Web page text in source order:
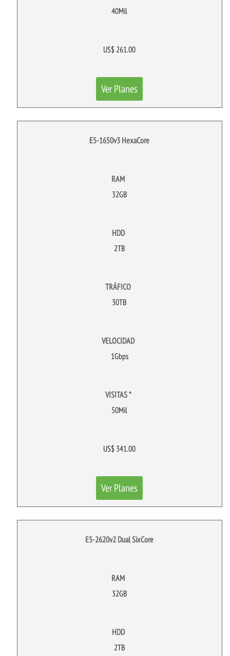
40Mil
US$ 261.00
Ver Planes
E5-1650v3 HexaCore
RAM
32GB
HDD
2TB
TRÁFICO
30TB
VELOCIDAD
1Gbps
VISITAS *
50Mil
US$ 341.00
Ver Planes
E5-2620v2 Dual SixCore
RAM
32GB
HDD
2TB